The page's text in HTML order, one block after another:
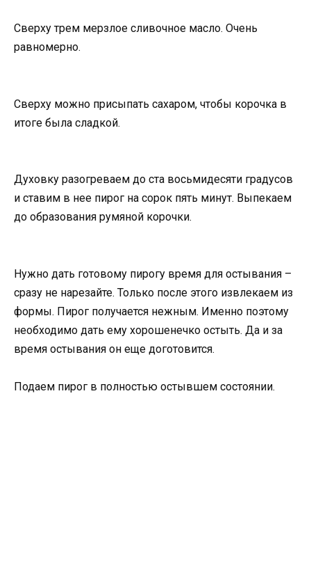
Сверху трем мерзлое сливочное масло. Очень
равномерно.
Сверху можно присыпать сахаром, чтобы корочка в
итоге была сладкой.
Духовку разогреваем до ста восьмидесяти градусов
и ставим в нее пирог на сорок пять минут. Выпекаем
до образования румяной корочки.
Нужно дать готовому пирогу время для остывания –
сразу не нарезайте. Только после этого извлекаем из
формы. Пирог получается нежным. Именно поэтому
необходимо дать ему хорошенечко остыть. Да и за
время остывания он еще доготовится.
Подаем пирог в полностью остывшем состоянии.